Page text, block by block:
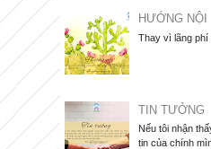
HƯỚNG NỘI
Thay vì lãng phí
TIN TƯỞNG
Nếu tôi nhận
tin của chính